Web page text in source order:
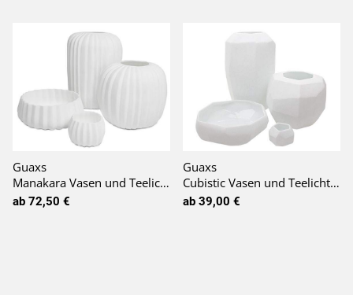
Guaxs
Manakara Vasen und Teelichthalter opal
ab 72,50 €
Guaxs
Cubistic Vasen und Teelichthalter opal
ab 39,00 €